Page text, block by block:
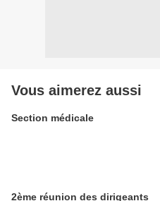
Vous aimerez aussi
Section médicale
2ème réunion des dirigeants